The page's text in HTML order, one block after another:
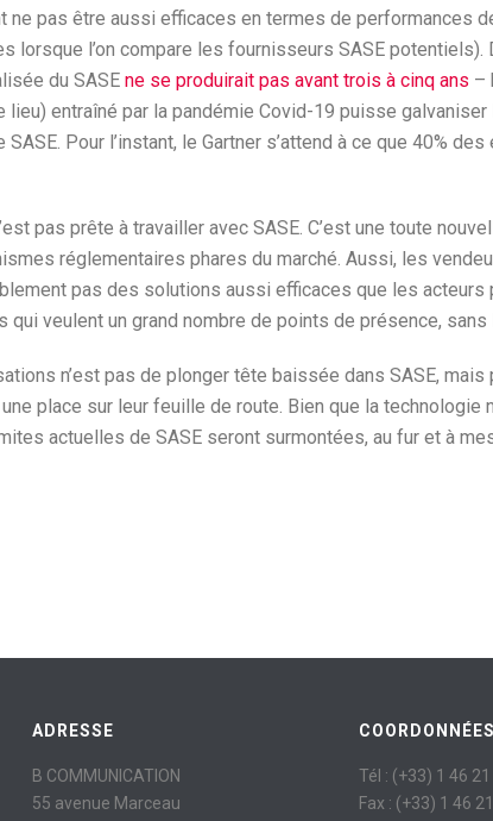
ne pas être aussi efficaces en termes de performances
lorsque l’on compare les fournisseurs SASE
du SASE ne se produirait pas avant trois à cinq ans –
entraîné par la pandémie Covid-19 puisse
Pour l’instant, le Gartner s’attend à ce que 40%
pas prête à travailler avec SASE. C’est une toute
réglementaires phares du marché. Aussi, les
pas des solutions aussi efficaces que les
veulent un grand nombre de points de présence,
n’est pas de plonger tête baissée dans SASE,
place sur leur feuille de route. Bien que la technologie
actuelles de SASE seront surmontées, au fur et à
ADRESSE
B COMMUNICATION
55 avenue Marceau
COORDONNÉES
Tél : (+33) 1 46
Fax : (+33) 1 46